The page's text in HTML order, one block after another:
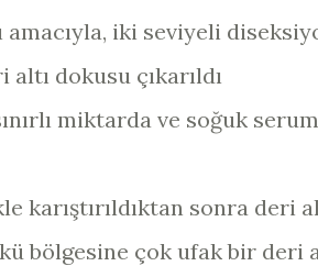
amacıyla, iki seviyeli
dokusu çıkarıldı
miktarda ve soğuk
karıştırıldıktan sonra deri
bölgesine çok ufak bir deri